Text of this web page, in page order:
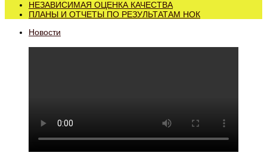
НЕЗАВИСИМАЯ ОЦЕНКА КАЧЕСТВА
ПЛАНЫ И ОТЧЕТЫ ПО РЕЗУЛЬТАТАМ НОК
Новости